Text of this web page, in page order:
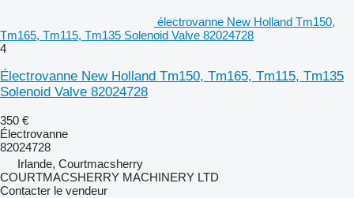
électrovanne New Holland Tm150,
Tm165, Tm115, Tm135 Solenoid Valve 82024728
4
Électrovanne New Holland Tm150, Tm165, Tm115, Tm135
Solenoid Valve 82024728
350 €
Électrovanne
82024728
Irlande, Courtmacsherry
COURTMACSHERRY MACHINERY LTD
Contacter le vendeur